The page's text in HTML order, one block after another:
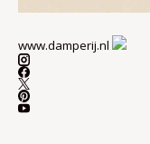
www.damperij.nl